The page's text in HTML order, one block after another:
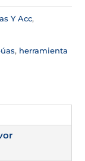
Y Acc,
, herramienta